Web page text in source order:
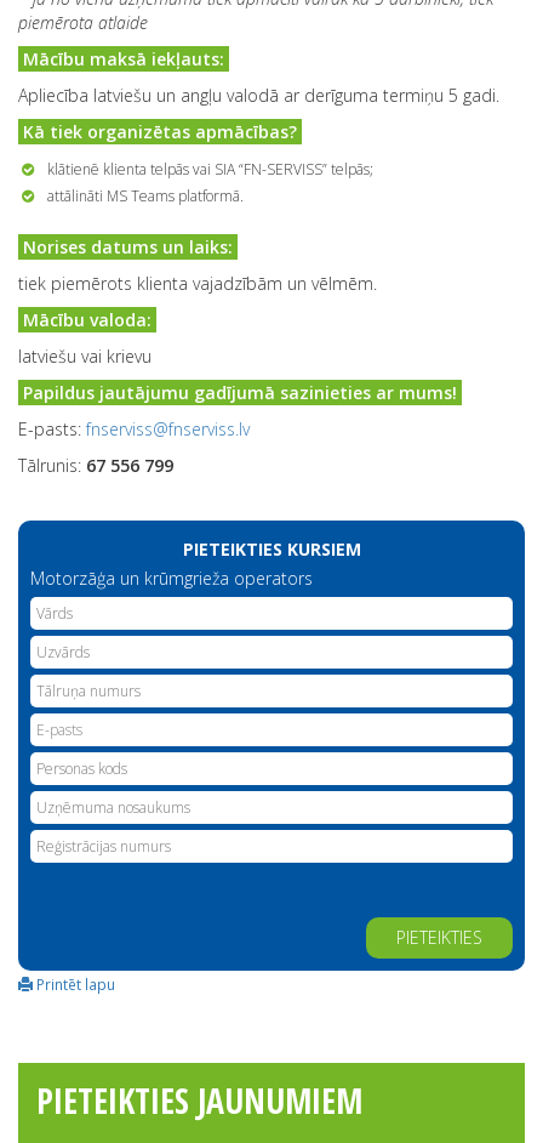
piemērota atlaide
Mācību maksā iekļauts:
Apliecība latviešu un angļu valodā ar derīguma termiņu 5 gadi.
Kā tiek organizētas apmācības?
klātienē klienta telpās vai SIA “FN-SERVISS” telpās;
attālināti MS Teams platformā.
Norises datums un laiks:
tiek piemērots klienta vajadzībām un vēlmēm.
Mācību valoda:
latviešu vai krievu
Papildus jautājumu gadījumā sazinieties ar mums!
E-pasts:fnserviss@fnserviss.lv
Tālrunis: 67 556 799
PIETEIKTIES KURSIEM
Motorzāģa un krūmgrieža operators
Alternative:
Printēt lapu
PIETEIKTIES JAUNUMIEM